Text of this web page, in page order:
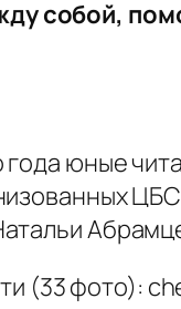
собой,
года юные